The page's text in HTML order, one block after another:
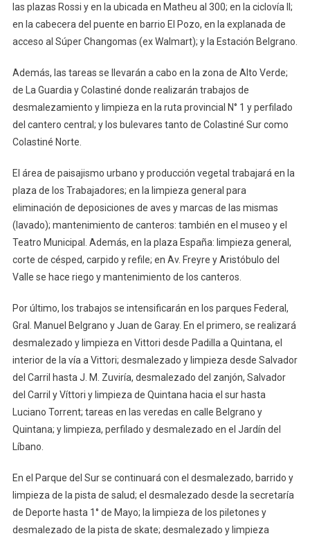
las plazas Rossi y en la ubicada en Matheu al 300; en la ciclovía II;
en la cabecera del puente en barrio El Pozo, en la explanada de
acceso al Súper Changomas (ex Walmart); y la Estación Belgrano.
Además, las tareas se llevarán a cabo en la zona de Alto Verde;
de La Guardia y Colastiné donde realizarán trabajos de
desmalezamiento y limpieza en la ruta provincial N° 1 y perfilado
del cantero central; y los bulevares tanto de Colastiné Sur como
Colastiné Norte.
El área de paisajismo urbano y producción vegetal trabajará en la
plaza de los Trabajadores; en la limpieza general para
eliminación de deposiciones de aves y marcas de las mismas
(lavado); mantenimiento de canteros: también en el museo y el
Teatro Municipal. Además, en la plaza España: limpieza general,
corte de césped, carpido y refile; en Av. Freyre y Aristóbulo del
Valle se hace riego y mantenimiento de los canteros.
Por último, los trabajos se intensificarán en los parques Federal,
Gral. Manuel Belgrano y Juan de Garay. En el primero, se realizará
desmalezado y limpieza en Vittori desde Padilla a Quintana, el
interior de la vía a Vittori; desmalezado y limpieza desde Salvador
del Carril hasta J. M. Zuviría, desmalezado del zanjón, Salvador
del Carril y Víttori y limpieza de Quintana hacia el sur hasta
Luciano Torrent; tareas en las veredas en calle Belgrano y
Quintana; y limpieza, perfilado y desmalezado en el Jardín del
Líbano.
En el Parque del Sur se continuará con el desmalezado, barrido y
limpieza de la pista de salud; el desmalezado desde la secretaría
de Deporte hasta 1° de Mayo; la limpieza de los piletones y
desmalezado de la pista de skate; desmalezado y limpieza